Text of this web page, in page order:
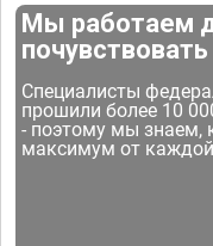
Мы работаем
Специалисты
прошили более 10
- поэтому мы знаем,
максимум от